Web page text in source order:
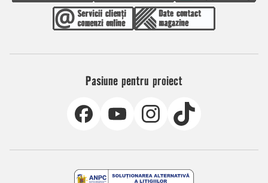
Pasiune pentru proiect